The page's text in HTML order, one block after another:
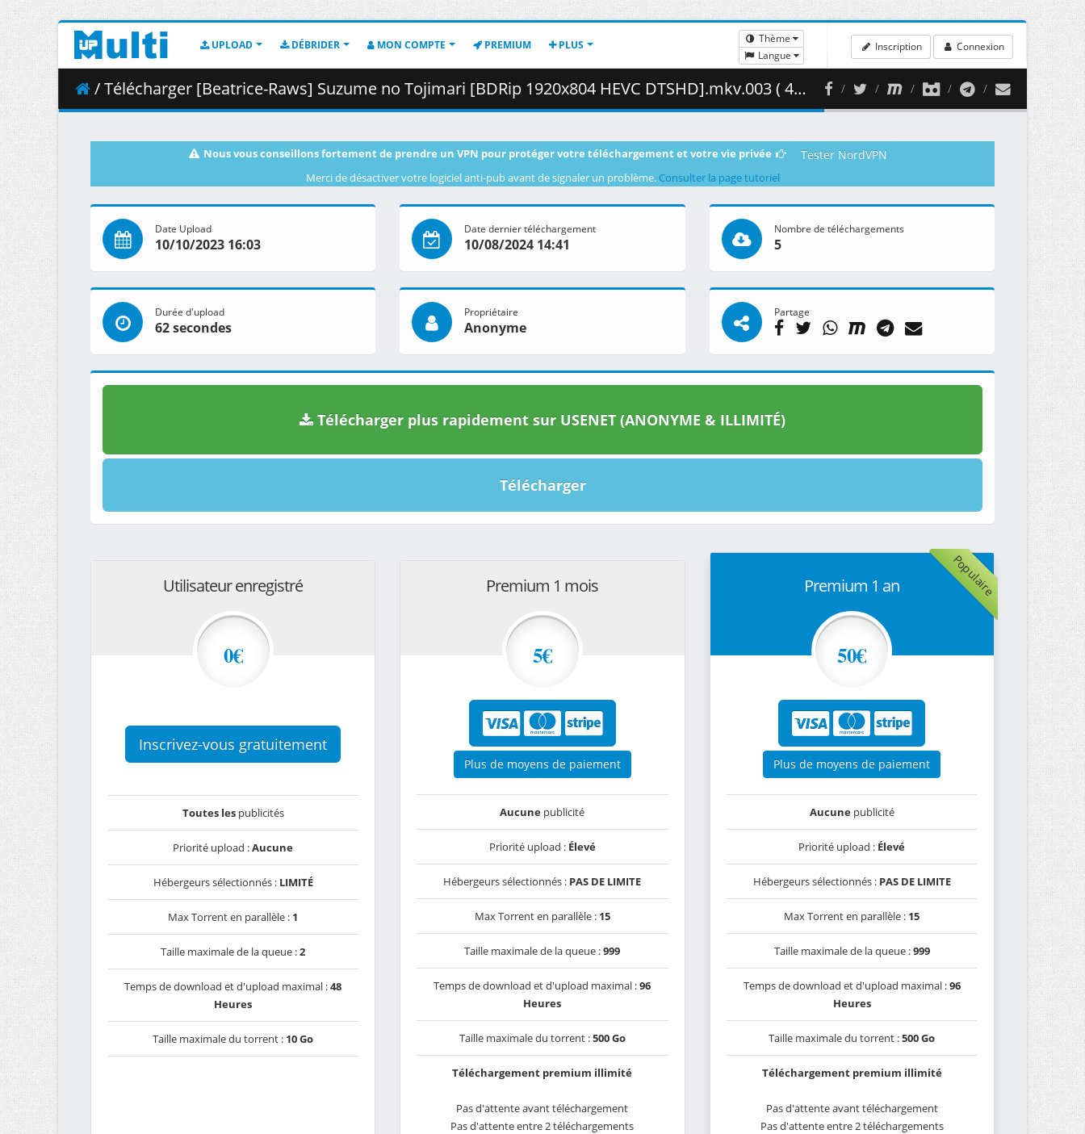
UPLOAD DÉBRIDER MON COMPTE PREMIUM PLUS
Thème
Langue
Inscription Connexion
/ Télécharger [Beatrice-Raws] Suzume no Tojimari [BDRip 1920x804 HEVC DTSHD].mkv.003 ( 481.66 MB )
Nous vous conseillons fortement de prendre un VPN pour protéger votre téléchargement et votre vie privée Tester NordVPN
Merci de désactiver votre logiciel anti-pub avant de signaler un problème. Consulter la page tutoriel
Date Upload
10/10/2023 16:03
Date dernier téléchargement
10/08/2024 14:41
Nombre de téléchargements
5
Durée d'upload
62 secondes
Propriétaire
Anonyme
Partage
Télécharger plus rapidement sur USENET (ANONYME & ILLIMITÉ)
Télécharger
Utilisateur enregistré
0€
Inscrivez-vous gratuitement
Toutes lespublicités
Priorité upload :Aucune
Hébergeurs sélectionnés : LIMITÉ
Max Torrent en parallèle : 1
Taille maximale de la queue :2
Temps de download et d'upload maximal :48
Heures
Taille maximale du torrent : 10 Go
Premium 1 mois
5€
Plus de moyens de paiement
Aucune publicité
Priorité upload : Élevé
Hébergeurs sélectionnés : PAS DE LIMITE
Max Torrent en parallèle : 15
Taille maximale de la queue :999
Temps de download et d'upload maximal :96
Heures
Taille maximale du torrent :500 Go
Téléchargement premium illimité
Pas d'attente avant téléchargement
Pas d'attente entre 2 téléchargements
Populaire
Premium 1 an
50€
Plus de moyens de paiement
Aucunepublicité
Priorité upload : Élevé
Hébergeurs sélectionnés : PAS DE LIMITE
Max Torrent en parallèle : 15
Taille maximale de la queue :999
Temps de download et d'upload maximal :96
Heures
Taille maximale du torrent :500 Go
Téléchargement premium illimité
Pas d'attente avant téléchargement
Pas d'attente entre 2 téléchargements